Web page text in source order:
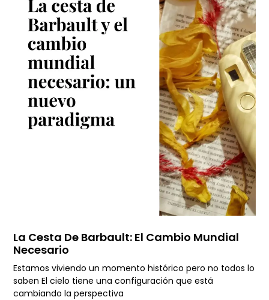
La Cesta De Barbault: El Cambio Mundial
Necesario
Estamos viviendo un momento histórico pero no todos lo
saben El cielo tiene una configuración que está
cambiando la perspectiva